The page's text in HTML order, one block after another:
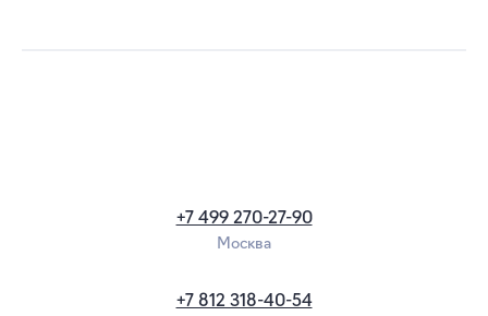
+7 499 270-27-90
Москва
+7 812 318-40-54